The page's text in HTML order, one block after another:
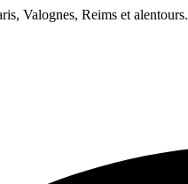
Valognes, Reims et alentours.